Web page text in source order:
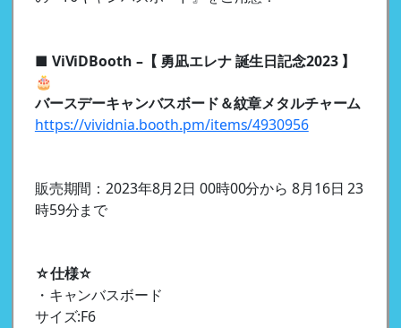
■ ViViDBooth –【 勇凪エレナ 誕生日記念2023 】
🎂
バースデーキャンバスボード＆紋章メタルチャーム
https://vividnia.booth.pm/items/4930956
販売期間：2023年8月2日 00時00分から 8月16日 23
時59分まで
☆仕様☆
・キャンバスボード
サイズ:F6